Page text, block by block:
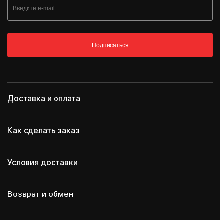
Подписаться
Доставка и оплата
Как сделать заказ
Условия доставки
Возврат и обмен